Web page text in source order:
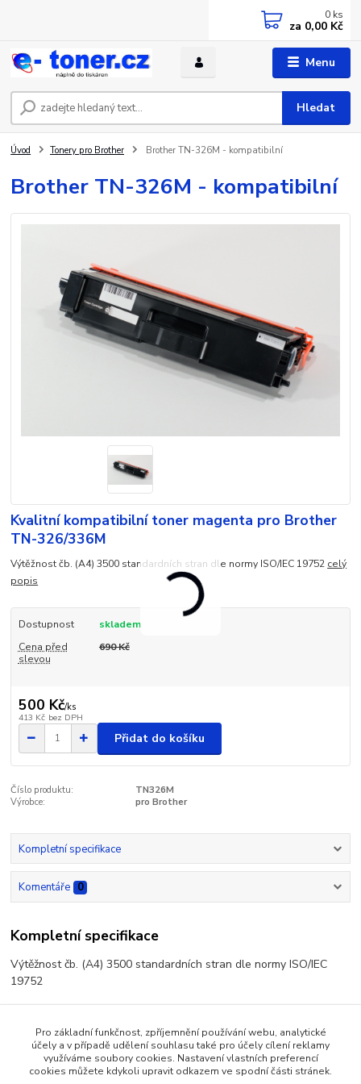
Menu
Hledat
0 ks
za 0,00 Kč
Úvod Tonery pro Brother Brother TN-326M - kompatibilní
Brother TN-326M - kompatibilní
Kvalitní kompatibilní toner magenta pro Brother
TN-326/336M
Výtěžnost čb. (A4) 3500 standardních stran dle normy ISO/IEC 19752 celý
popis
Dostupnost
skladem
Cena před
slevou
690 Kč
500 Kč/ks
413 Kč bez DPH
Přidat do košíku
Číslo produktu:
TN326M
Výrobce:
pro Brother
Kompletní specifikace
Komentáře 0
Kompletní specifikace
Výtěžnost čb. (A4) 3500 standardních stran dle normy ISO/IEC
19752
Zboží zařazeno v kategoriích
Tonery pro Brother
Pro základní funkčnost, zpříjemnění používání webu, analytické
účely a v případě udělení souhlasu také pro účely cílení reklamy
využíváme soubory cookies. Nastavení vlastních preferencí
cookies můžete kdykoli upravit odkazem ve spodní části stránek.